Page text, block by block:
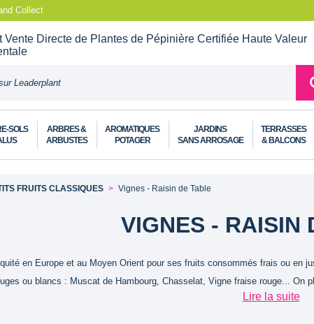
Collect
Vente Directe de Plantes de Pépinière Certifiée Haute Valeur
SOLS
ARBRES &
ARBUSTES
AROMATIQUES
POTAGER
JARDINS
SANS ARROSAGE
TERRASSES
& BALCONS
FRUITS CLASSIQUES Vignes - Raisin de Table
VIGNES - RAISIN
en Europe et au Moyen Orient pour ses fruits consommés frais ou
ou blancs : Muscat de Hambourg, Chasselat, Vigne fraise rouge...
Lire la suite